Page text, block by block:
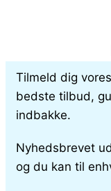
Tilmeld dig vores
bedste tilbud,
indbakke.
Nyhedsbrevet
og du kan til